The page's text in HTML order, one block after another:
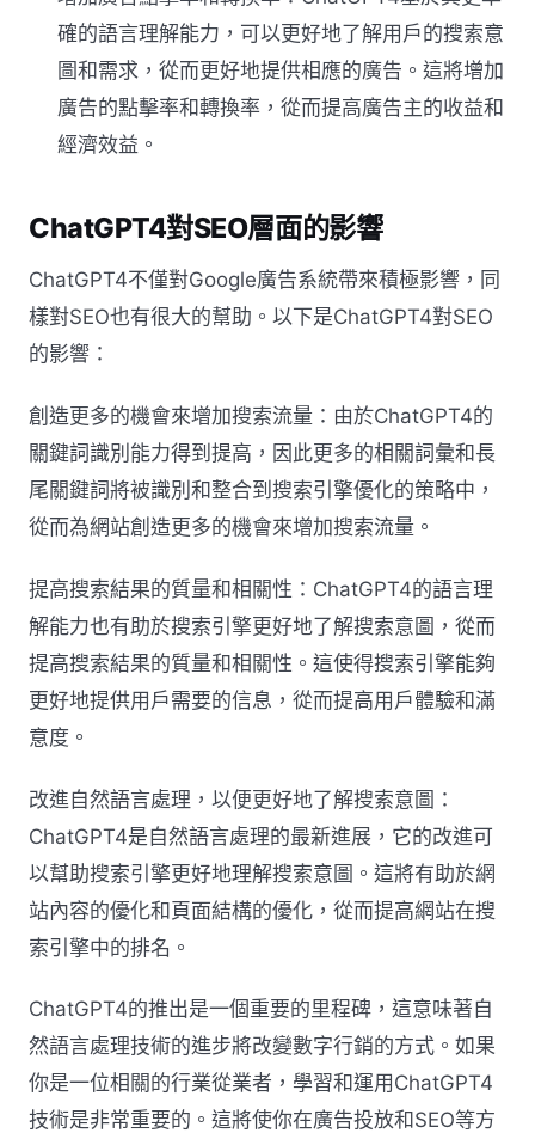
確的語言理解能力，可以更好地了解用戶的搜索意
圖和需求，從而更好地提供相應的廣告。這將增加
廣告的點擊率和轉換率，從而提高廣告主的收益和
經濟效益。
ChatGPT4對SEO層面的影響
ChatGPT4不僅對Google廣告系統帶來積極影響，同
樣對SEO也有很大的幫助。以下是ChatGPT4對SEO
的影響：
創造更多的機會來增加搜索流量：由於ChatGPT4的
關鍵詞識別能力得到提高，因此更多的相關詞彙和長
尾關鍵詞將被識別和整合到搜索引擎優化的策略中，
從而為網站創造更多的機會來增加搜索流量。
提高搜索結果的質量和相關性：ChatGPT4的語言理
解能力也有助於搜索引擎更好地了解搜索意圖，從而
提高搜索結果的質量和相關性。這使得搜索引擎能夠
更好地提供用戶需要的信息，從而提高用戶體驗和滿
意度。
改進自然語言處理，以便更好地了解搜索意圖：
ChatGPT4是自然語言處理的最新進展，它的改進可
以幫助搜索引擎更好地理解搜索意圖。這將有助於網
站內容的優化和頁面結構的優化，從而提高網站在搜
索引擎中的排名。
ChatGPT4的推出是一個重要的里程碑，這意味著自
然語言處理技術的進步將改變數字行銷的方式。如果
你是一位相關的行業從業者，學習和運用ChatGPT4
技術是非常重要的。這將使你在廣告投放和SEO等方